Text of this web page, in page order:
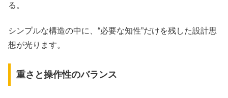
る。
シンプルな構造の中に、“必要な知性”だけを残した設計思
想が光ります。
重さと操作性のバランス